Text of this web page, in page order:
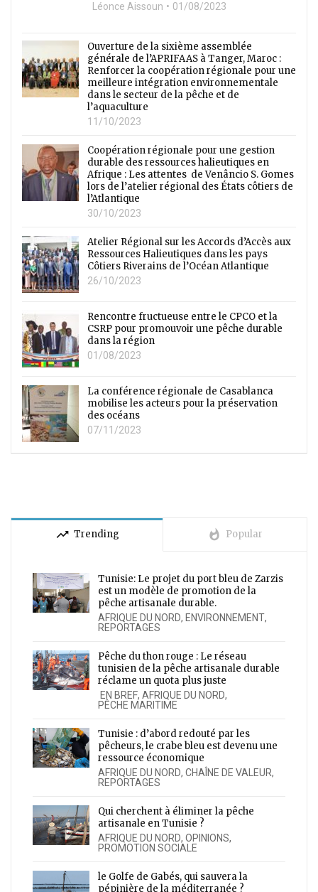
Léonce Aissoun 01/08/2023
Ouverture de la sixième assemblée
générale de l’APRIFAAS à Tanger, Maroc :
Renforcer la coopération régionale pour une
meilleure intégration environnementale
dans le secteur de la pêche et de
l’aquaculture
11/10/2023
Coopération régionale pour une gestion
durable des ressources halieutiques en
Afrique : Les attentes de Venâncio S. Gomes
lors de l’atelier régional des États côtiers de
l’Atlantique
30/10/2023
Atelier Régional sur les Accords d’Accès aux
Ressources Halieutiques dans les pays
Côtiers Riverains de l’Océan Atlantique
26/10/2023
Rencontre fructueuse entre le CPCO et la
CSRP pour promouvoir une pêche durable
dans la région
01/08/2023
La conférence régionale de Casablanca
mobilise les acteurs pour la préservation
des océans
07/11/2023
trending_up Trending whatshot Popular
Tunisie: Le projet du port bleu de Zarzis
est un modèle de promotion de la
pêche artisanale durable.
AFRIQUE DU NORD, ENVIRONNEMENT,
REPORTAGES
Pêche du thon rouge : Le réseau
tunisien de la pêche artisanale durable
réclame un quota plus juste
EN BREF, AFRIQUE DU NORD,
PÊCHE MARITIME
Tunisie : d’abord redouté par les
pêcheurs, le crabe bleu est devenu une
ressource économique
AFRIQUE DU NORD, CHAÎNE DE VALEUR,
REPORTAGES
Qui cherchent à éliminer la pêche
artisanale en Tunisie ?
AFRIQUE DU NORD, OPINIONS,
PROMOTION SOCIALE
le Golfe de Gabés, qui sauvera la
pépinière de la méditerranée ?